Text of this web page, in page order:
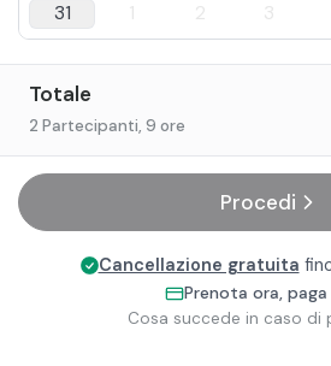
31
1 2 3
Totale
2 Partecipanti, 9 ore
Procedi
Cancellazione gratuita
Prenota ora,
Cosa succede in caso di